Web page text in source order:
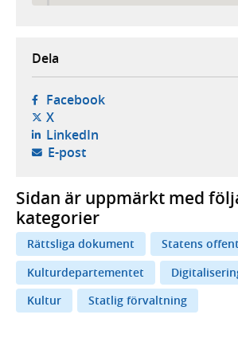
Dela
Facebook- öppnas i ny flik,
X- öppnas i ny flik, extern
LinkedIn- öppnas i ny flik,
E-post- öppnar din e-postklient,
Sidan är uppmärkt med
kategorier
Rättsliga dokument
Statens
Kulturdepartementet
Kultur
Statlig förvaltning